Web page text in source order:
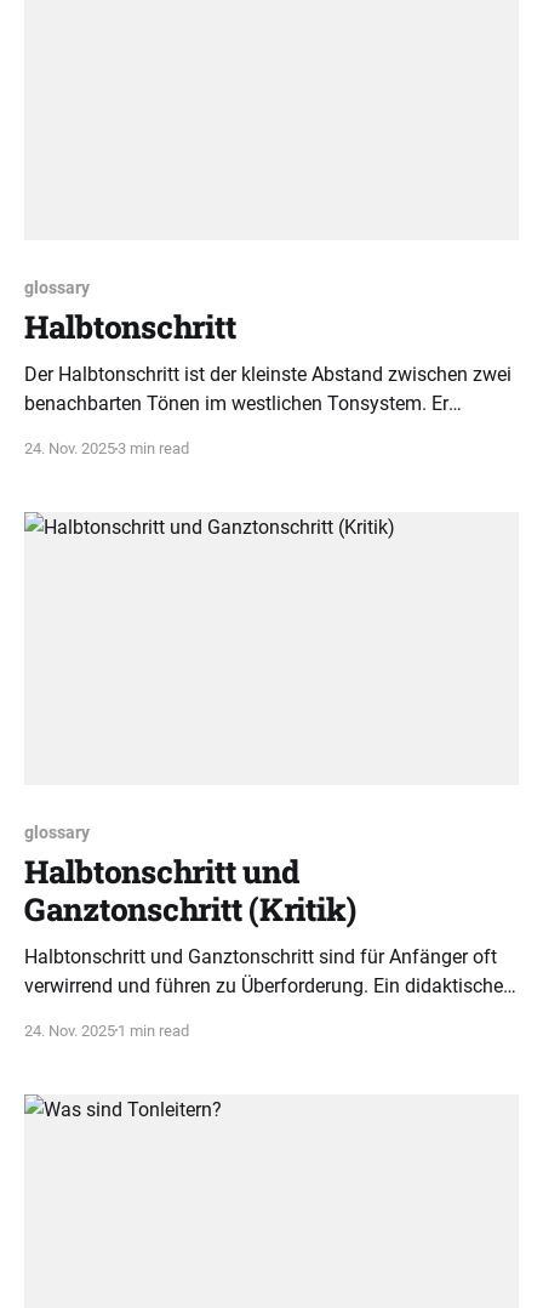
glossary
Halbtonschritt
Der Halbtonschritt ist der kleinste Abstand zwischen zwei
benachbarten Tönen im westlichen Tonsystem. Er
24. Nov. 2025 3 min read
glossary
Halbtonschritt und
Ganztonschritt (Kritik)
Halbtonschritt und Ganztonschritt sind für Anfänger oft
verwirrend und führen zu Überforderung. Ein didaktischer
Musikverständnis und fördert den Lernerfolg.
24. Nov. 2025 1 min read